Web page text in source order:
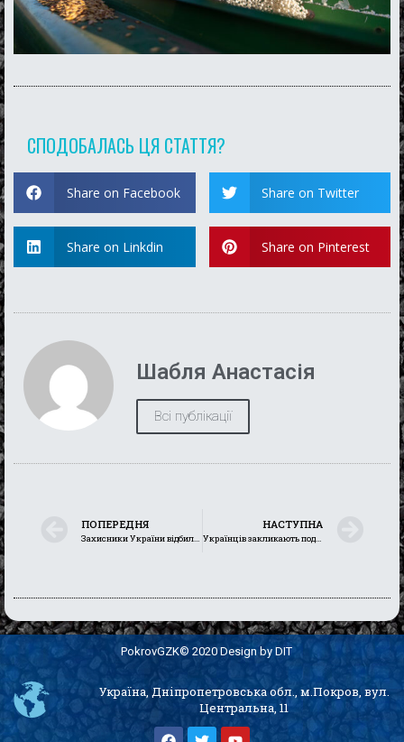
СПОДОБАЛАСЬ ЦЯ СТАТТЯ?
Share on Facebook Share on Twitter
Share on Linkdin Share on Pinterest
Шабля Анастасія
Всі публікації
ПОПЕРЕДНЯ
Захисники України відбили ще одну нічну атаку дронами та знищили 800 окупантів
НАСТУПНА
Українців закликають поділитися сімейними історіями Голодомору
PokrovGZK© 2020 Design by DIT
Україна, Дніпропетровська обл., м.Покров, вул.
Центральна, 11